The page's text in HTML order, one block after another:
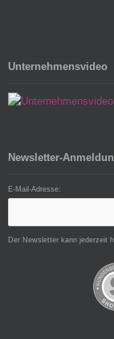
Unternehmensvideo
Newsletter-
E-Mail-Adresse:
Der Newsletter kann jederzeit